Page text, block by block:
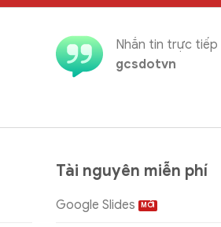
Nhắn tin trực tiếp
gcsdotvn
Tài nguyên miễn phí
Google Slides